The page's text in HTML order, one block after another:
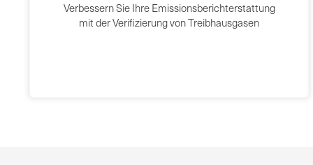
Verbessern Sie Ihre Emissionsberichterstattung
mit der Verifizierung von Treibhausgasen